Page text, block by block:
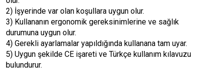
2) İşyerinde var olan koşullara uygun olur.
3) Kullananın ergonomik gereksinimlerine ve sağlık
durumuna uygun olur.
4) Gerekli ayarlamalar yapıldığında kullanana tam uyar.
5) Uygun şekilde CE işareti ve Türkçe kullanım kılavuzu
bulundurur.